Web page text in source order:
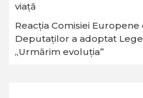
viață
Reacția Comisiei
Deputaților a adoptat
„Urmărim evoluția”